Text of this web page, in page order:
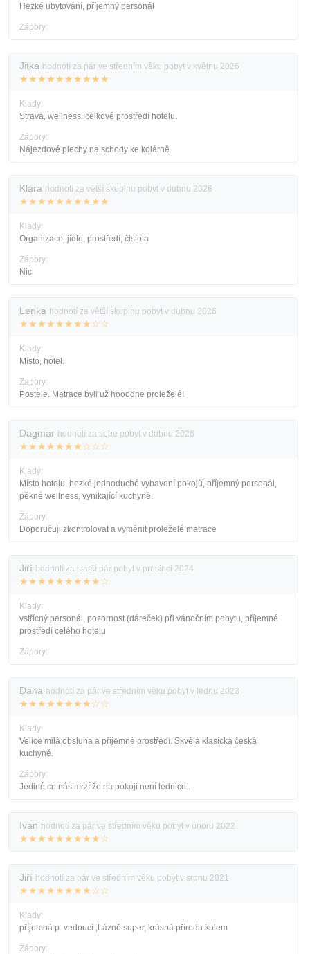
Hezké ubytování, příjemný personál
Zápory:
Jitka hodnotí za pár ve středním věku pobyt v květnu 2026
★★★★★★★★★★
Klady:
Strava, wellness, celkové prostředí hotelu.
Zápory:
Nájezdové plechy na schody ke kolárně.
Klára hodnotí za větší skupinu pobyt v dubnu 2026
★★★★★★★★★★
Klady:
Organizace, jídlo, prostředí, čistota
Zápory:
Nic
Lenka hodnotí za větší skupinu pobyt v dubnu 2026
★★★★★★★★☆☆
Klady:
Místo, hotel.
Zápory:
Postele. Matrace byli už hooodne proleželé!
Dagmar hodnotí za sebe pobyt v dubnu 2026
★★★★★★★☆☆☆
Klady:
Místo hotelu, hezké jednoduché vybavení pokojů, příjemný personál,
pěkné wellness, vynikající kuchyně.
Zápory:
Doporučuji zkontrolovat a vyměnit proleželé matrace
Jiří hodnotí za starší pár pobyt v prosinci 2024
★★★★★★★★★☆
Klady:
vstřícný personál, pozornost (dáreček) při vánočním pobytu, příjemné
prostředí celého hotelu
Zápory:
Dana hodnotí za pár ve středním věku pobyt v lednu 2023
★★★★★★★★☆☆
Klady:
Velice milá obsluha a příjemné prostředí. Skvělá klasická česká
kuchyně.
Zápory:
Jediné co nás mrzí že na pokoji není lednice .
Ivan hodnotí za pár ve středním věku pobyt v únoru 2022
★★★★★★★★★☆
Jiří hodnotí za pár ve středním věku pobyt v srpnu 2021
★★★★★★★★☆☆
Klady:
příjemná p. vedoucí ,Lázně super, krásná příroda kolem
Zápory: